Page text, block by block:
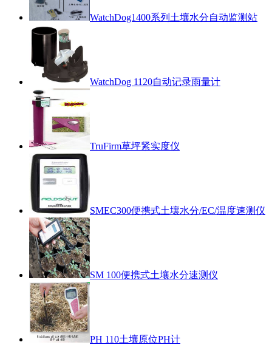
WatchDog1400系列土壤水分自动监测站
WatchDog 1120自动记录雨量计
TruFirm草坪紧实度仪
SMEC300便携式土壤水分/EC/温度速测仪
SM 100便携式土壤水分速测仪
PH 110土壤原位PH计